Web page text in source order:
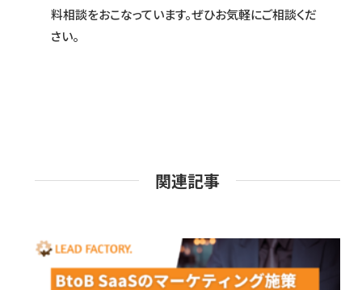
料相談をおこなっています。ぜひお気軽にご相談くだ
さい。
関連記事